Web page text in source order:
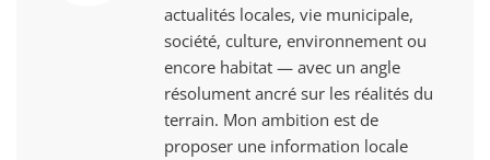
actualités locales, vie municipale,
société, culture, environnement ou
encore habitat — avec un angle
résolument ancré sur les réalités du
terrain. Mon ambition est de
proposer une information locale